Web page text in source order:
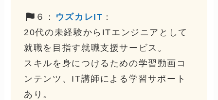
６： ウズカレIT ：
20代の未経験からITエンジニアとして
就職を目指す就職支援サービス。
スキルを身につけるための学習動画コ
ンテンツ、IT講師による学習サポート
あり。